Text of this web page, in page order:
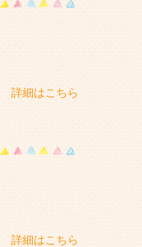
詳細はこちら
詳細はこちら